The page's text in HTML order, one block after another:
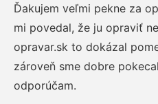
Ďakujem veľmi pekne za
mi povedal, že ju opraviť
opravar.sk to dokázal
zároveň sme dobre
odporúčam.